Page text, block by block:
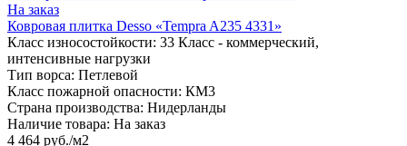
На заказ
Ковровая плитка Desso «Tempra A235 4331»
Класс износостойкости: 33 Класс - коммерческий,
интенсивные нагрузки
Тип ворса: Петлевой
Класс пожарной опасности: КМ3
Страна производства: Нидерланды
Наличие товара: На заказ
4 464 руб./м2